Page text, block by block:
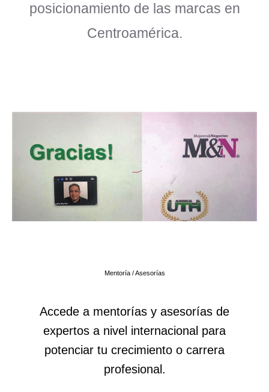
posicionamiento de las marcas en
Centroamérica.
Mentoría / Asesorías
Accede a mentorías y asesorías de
expertos a nivel internacional para
potenciar tu crecimiento o carrera
profesional.